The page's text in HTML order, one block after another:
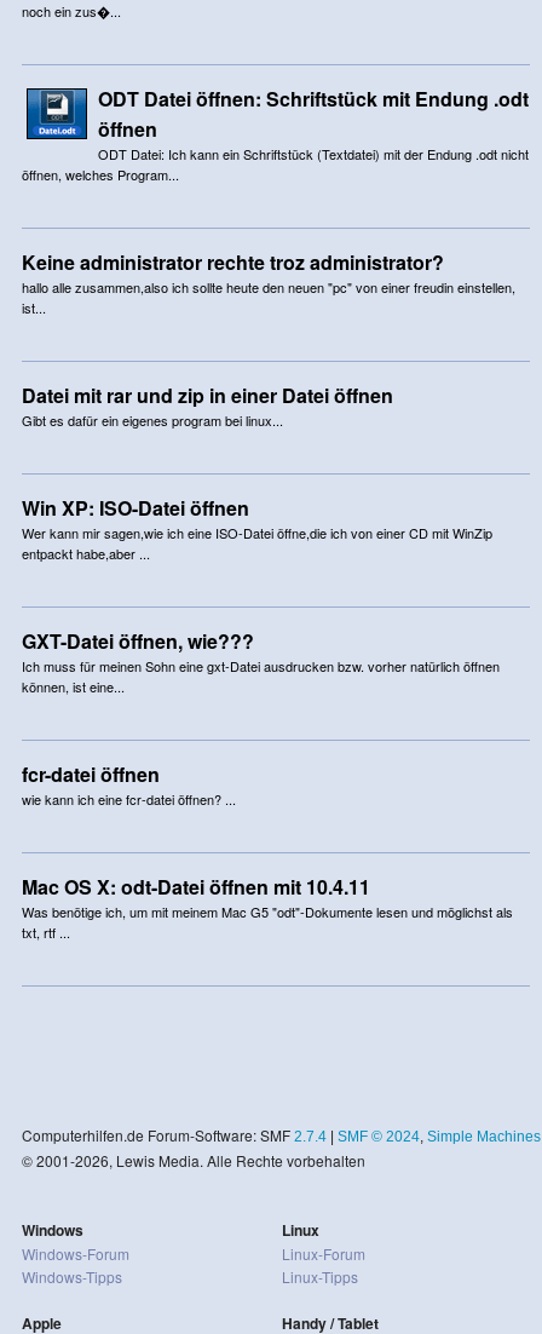
noch ein zus�...
ODT Datei öffnen: Schriftstück mit Endung .odt
öffnen
ODT Datei: Ich kann ein Schriftstück (Textdatei) mit der Endung .odt nicht
öffnen, welches Program...
Keine administrator rechte troz administrator?
hallo alle zusammen,also ich sollte heute den neuen "pc" von einer freudin einstellen,
ist...
Datei mit rar und zip in einer Datei öffnen
Gibt es dafür ein eigenes program bei linux...
Win XP: ISO-Datei öffnen
Wer kann mir sagen,wie ich eine ISO-Datei öffne,die ich von einer CD mit WinZip
entpackt habe,aber ...
GXT-Datei öffnen, wie???
Ich muss für meinen Sohn eine gxt-Datei ausdrucken bzw. vorher natürlich öffnen
können, ist eine...
fcr-datei öffnen
wie kann ich eine fcr-datei öffnen? ...
Mac OS X: odt-Datei öffnen mit 10.4.11
Was benötige ich, um mit meinem Mac G5 "odt"-Dokumente lesen und möglichst als
txt, rtf ...
Computerhilfen.de Forum-Software: SMF 2.7.4| SMF © 2024, Simple Machines
© 2001-2026, Lewis Media. Alle Rechte vorbehalten
Windows
Windows-Forum
Windows-Tipps
Apple
Linux
Linux-Forum
Linux-Tipps
Handy / Tablet